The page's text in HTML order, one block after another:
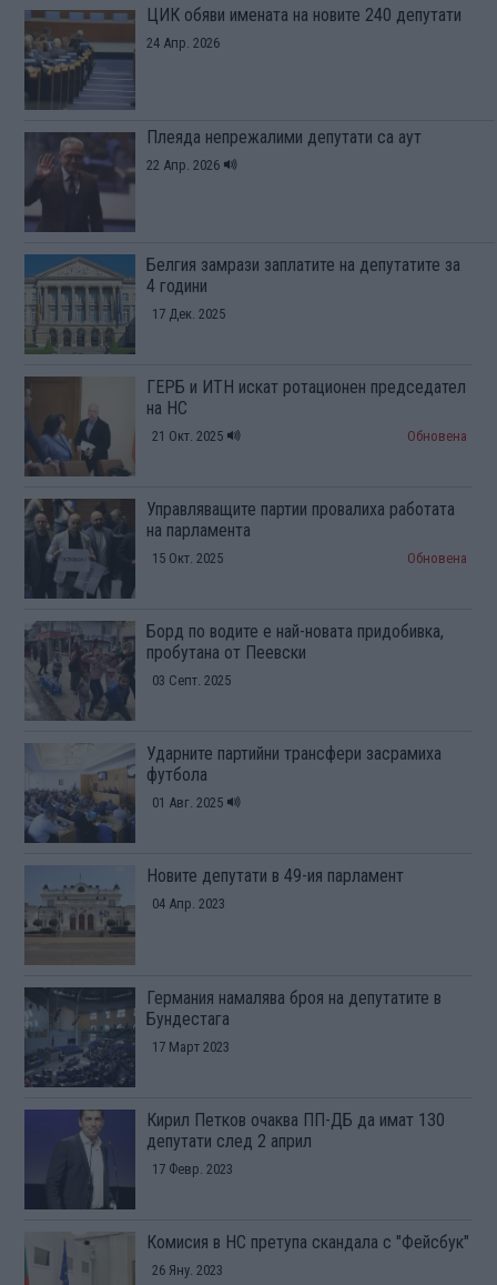
ЦИК обяви имената на новите 240 депутати
24 Апр. 2026
Плеяда непрежалими депутати са аут
22 Апр. 2026
Белгия замрази заплатите на депутатите за
4 години
17 Дек. 2025
ГЕРБ и ИТН искат ротационен председател
на НС
21 Окт. 2025 Обновена
Управляващите партии провалиха работата
на парламента
15 Окт. 2025 Обновена
Борд по водите е най-новата придобивка,
пробутана от Пеевски
03 Септ. 2025
Ударните партийни трансфери засрамиха
футбола
01 Авг. 2025
Новите депутати в 49-ия парламент
04 Апр. 2023
Германия намалява броя на депутатите в
Бундестага
17 Март 2023
Кирил Петков очаква ПП-ДБ да имат 130
депутати след 2 април
17 Февр. 2023
Комисия в НС претупа скандала с "Фейсбук"
26 Яну. 2023